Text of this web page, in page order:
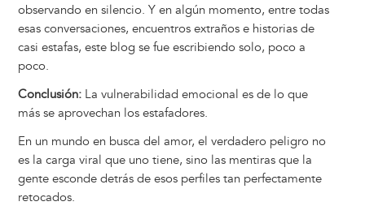
observando en silencio. Y en algún momento, entre todas
esas conversaciones, encuentros extraños e historias de
casi estafas, este blog se fue escribiendo solo, poco a
poco.
Conclusión: La vulnerabilidad emocional es de lo que
más se aprovechan los estafadores.
En un mundo en busca del amor, el verdadero peligro no
es la carga viral que uno tiene, sino las mentiras que la
gente esconde detrás de esos perfiles tan perfectamente
retocados.